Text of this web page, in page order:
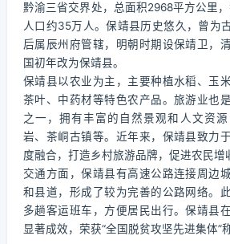
黔渝三省交界处，总面积2968平方公里
人口约35万人。保靖县历史悠久，曾为
后属辰州府管辖，明朝时期设保靖卫，
国初年改为保靖县。
保靖县以农业为主，主要种植水稻、玉
茶叶、中药材等特色农产品。旅游业也
之一，拥有丰富的自然景观和人文资
岩、茶峒古镇等。近年来，保靖县致力
度融合，打造乡村旅游品牌，促进农民增
交通方面，保靖县有高速公路连接周边
和县道，形成了较为完善的公路网络。
多趟客运班车，方便居民出行。保靖县
显著成效，荣获“全国脱贫攻坚先进集体”